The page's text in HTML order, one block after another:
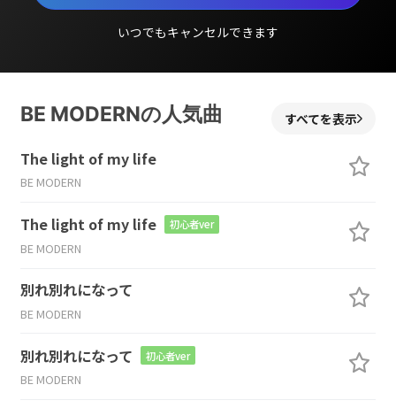
いつでもキャンセルできます
BE MODERNの人気曲 すべてを表示
The light of my life
BE MODERN
The light of my life 初心者ver
BE MODERN
別れ別れになって
BE MODERN
別れ別れになって 初心者ver
BE MODERN